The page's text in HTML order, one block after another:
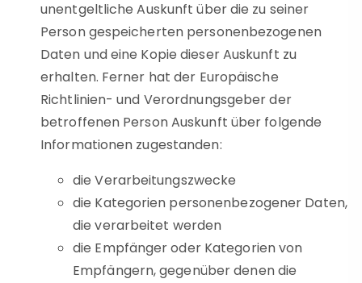
unentgeltliche Auskunft über die zu seiner
Person gespeicherten personenbezogenen
Daten und eine Kopie dieser Auskunft zu
erhalten. Ferner hat der Europäische
Richtlinien- und Verordnungsgeber der
betroffenen Person Auskunft über folgende
Informationen zugestanden:
die Verarbeitungszwecke
die Kategorien personenbezogener Daten,
die verarbeitet werden
die Empfänger oder Kategorien von
Empfängern, gegenüber denen die